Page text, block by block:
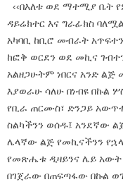
‹‹በእለቱ ወደ ማተሚያ ቤት
ዳይሬክተር እና ግራፊክስ
አካባቢ ከቢሮ መብራት አጥፍተን
ከፎቅ ወርደን ወደ መኪና
አልዘጋሁትም ነበርና አንድ
እያወራሁ ሳለሁ በነብዩ በኩል
የቢራ ጠርሙስ፣ ድንጋይ
ስልካችንን ወሰዱ፤ አንደኛው
ሌላኛው ልጅ የመኪናችንን
የመጽሔቱ ዲዛይንና ሌይ አውት
በገጀራው በጠፍጣፋው በኩል